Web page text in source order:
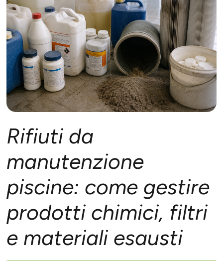
Rifiuti da
manutenzione
piscine: come gestire
prodotti chimici, filtri
e materiali esausti